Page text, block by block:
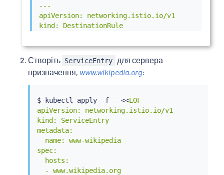
---
apiVersion: networking.istio.io/v1
kind: DestinationRule
  name: egressgateway-for-wikipedia
spec:
host: istio-egressgateway.istio-
  subsets:
---
apiVersion: networking.istio.io/v1
kind: VirtualService
metadata:
name: direct-wikipedia-through-egress-
  hosts:
  - "*.wikipedia.org"
Створіть ServiceEntry
для сервера
призначення, www.wikipedia.org:
$ kubectl apply -f - <<EOF
apiVersion: networking.istio.io/v1
kind: ServiceEntry
metadata:
  name: www-wikipedia
spec:
  hosts:
  - www.wikipedia.org